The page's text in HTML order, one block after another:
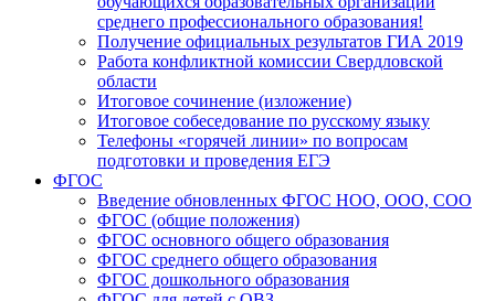
среднего профессионального образования!
Получение официальных результатов ГИА 2019
Работа конфликтной комиссии Свердловской
области
Итоговое сочинение (изложение)
Итоговое собеседование по русскому языку
Телефоны «горячей линии» по вопросам
подготовки и проведения ЕГЭ
ФГОС
Введение обновленных ФГОС НОО, ООО, СОО
ФГОС (общие положения)
ФГОС основного общего образования
ФГОС среднего общего образования
ФГОС дошкольного образования